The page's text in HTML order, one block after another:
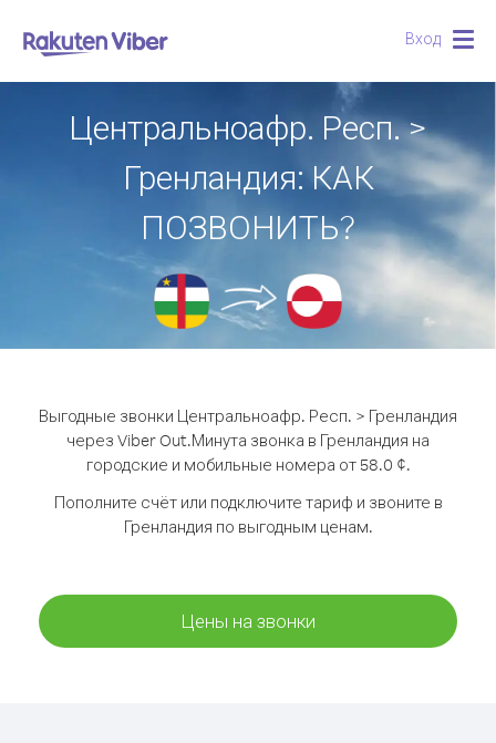
Вход
Центральноафр. Респ. >
Гренландия: КАК
ПОЗВОНИТЬ?
Выгодные звонки Центральноафр. Респ. > Гренландия
через Viber Out.Минута звонка в Гренландия на
городские и мобильные номера от 58.0 ¢.
Пополните счёт или подключите тариф и звоните в
Гренландия по выгодным ценам.
Цены на звонки